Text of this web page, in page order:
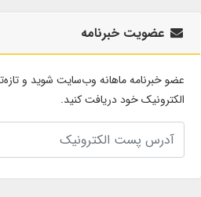
عضویت خبرنامه
عضو خبرنامه ماهانه وب‌سایت شوید و
الکترونیک خود دریافت کنید.